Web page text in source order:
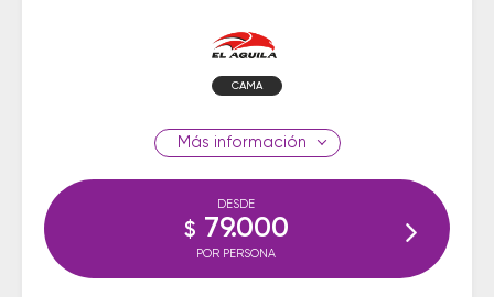
CAMA
información
DESDE
$ 79.000
POR PERSONA